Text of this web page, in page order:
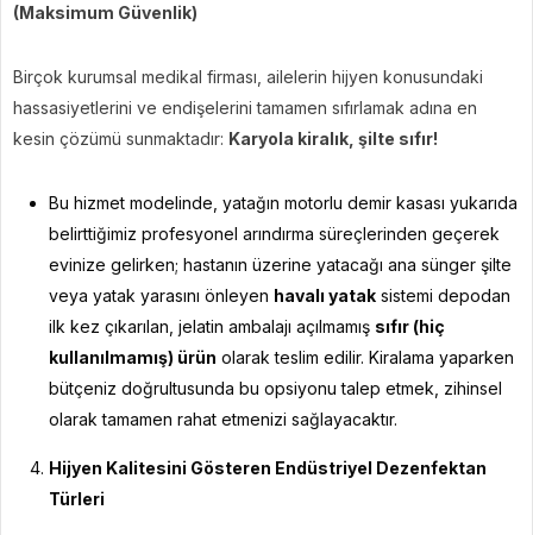
(Maksimum Güvenlik)
Birçok kurumsal medikal firması, ailelerin hijyen konusundaki
hassasiyetlerini ve endişelerini tamamen sıfırlamak adına en
kesin çözümü sunmaktadır: Karyola kiralık, şilte sıfır!
Bu hizmet modelinde, yatağın motorlu demir kasası yukarıda
belirttiğimiz profesyonel arındırma süreçlerinden geçerek
evinize gelirken; hastanın üzerine yatacağı ana sünger şilte
veya yatak yarasını önleyen havalı yatak sistemi depodan
ilk kez çıkarılan, jelatin ambalajı açılmamış sıfır (hiç
kullanılmamış) ürün olarak teslim edilir. Kiralama yaparken
bütçeniz doğrultusunda bu opsiyonu talep etmek, zihinsel
olarak tamamen rahat etmenizi sağlayacaktır.
Hijyen Kalitesini Gösteren Endüstriyel Dezenfektan
Türleri